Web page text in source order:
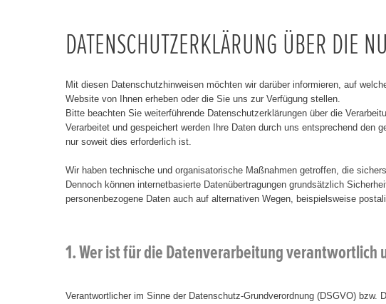
DATENSCHUTZERKLÄRUNG ÜBER DIE
Mit diesen Datenschutzhinweisen möchten wir darüber informieren, auf
Website von Ihnen erheben oder die Sie uns zur Verfügung stellen.
Bitte beachten Sie weiterführende Datenschutzerklärungen über die
Verarbeitet und gespeichert werden Ihre Daten durch uns entsprechend den
nur soweit dies erforderlich ist.
Wir haben technische und organisatorische Maßnahmen getroffen, die
Dennoch können internetbasierte Datenübertragungen grundsätzlich
personenbezogene Daten auch auf alternativen Wegen, beispielsweise
1. Wer ist für die Datenverarbeitung verantwortlich
Verantwortlicher im Sinne der Datenschutz-Grundverordnung (DSGVO) bzw.